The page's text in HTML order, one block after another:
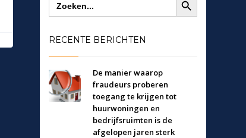
naar:
RECENTE BERICHTEN
De manier waarop
fraudeurs proberen
toegang te krijgen tot
huurwoningen en
bedrijfsruimten is de
afgelopen jaren sterk